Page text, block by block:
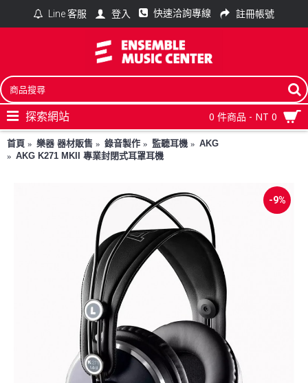
Line 客服 登入 快速洽詢專線 註冊帳號
0 件商品 - NT 0
探索網站
首頁 樂器 器材販售 錄音製作 監聽耳機
AKG
AKG K271 MKII 專業封閉式耳罩耳機
-9%